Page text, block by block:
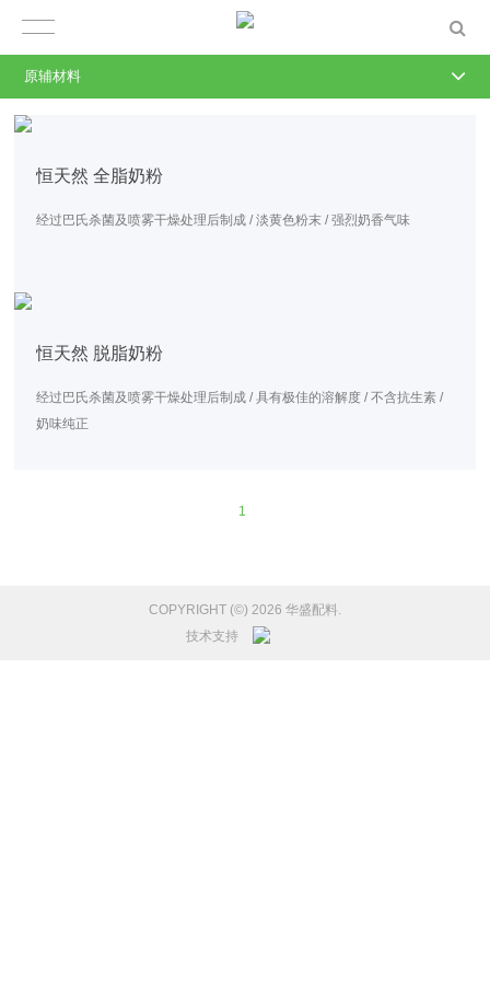
恒天然 全脂奶粉
经过巴氏杀菌及喷雾干燥处理后制成 / 淡黄色粉末 / 强烈奶香气味
恒天然 脱脂奶粉
经过巴氏杀菌及喷雾干燥处理后制成 / 具有极佳的溶解度 / 不含抗生素 /
奶味纯正
1
COPYRIGHT (©) 2026 华盛配料.
技术支持
原辅材料